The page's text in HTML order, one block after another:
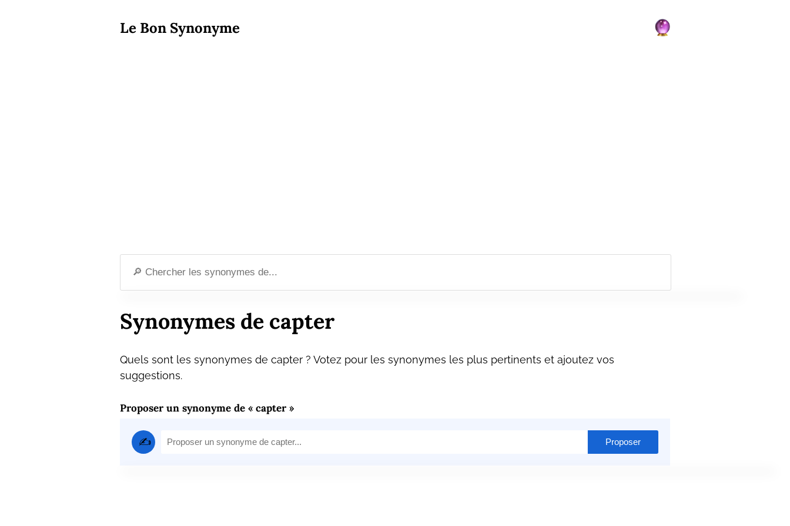
Le Bon Synonyme
Synonymes de capter
Quels sont les synonymes de capter ? Votez pour les synonymes les plus pertinents et ajoutez vos
suggestions.
Proposer un synonyme de « capter »
✍️